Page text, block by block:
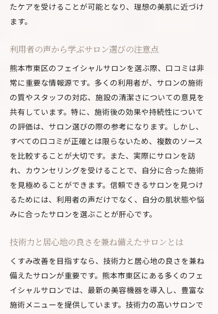
たケアを受けることが可能となり、理想の美肌に近づけ
ます。
利用者の声から学ぶサロン選びの注意点
熊本市東区のフェイシャルサロンを選ぶ際、口コミは非
常に重要な情報源です。多くの利用者が、サロンの施術
の質やスタッフの対応、施設の清潔さについての意見を
共有しています。特に、施術後の効果や持続性について
の評価は、サロン選びの際の参考になります。しかし、
すべての口コミが正確とは限らないため、複数のソース
を比較することが大切です。また、実際にサロンを訪
れ、カウンセリングを受けることで、自分に合った施術
を見極めることができます。信頼できるサロンを見つけ
るためには、利用者の声だけでなく、自分の肌状態や悩
みに合ったサロンを選ぶことが肝心です。
技術力と居心地の良さを兼ね備えたサロンとは
くすみ改善を目指すなら、技術力と居心地の良さを兼ね
備えたサロンが重要です。熊本市東区にある多くのフェ
イシャルサロンでは、最新の美容機器を導入し、豊富な
施術メニューを提供しています。技術力の高いサロンで